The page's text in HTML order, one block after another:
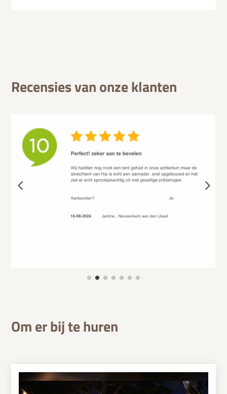
Recensies van onze klanten
Om er bij te huren